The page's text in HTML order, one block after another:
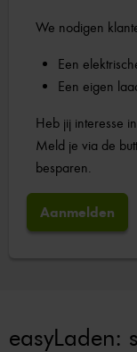
We nodigen
Een
Een eigen
Heb jij interesse
Meld je via de
besparen.
Aanmelden
easyLaden: